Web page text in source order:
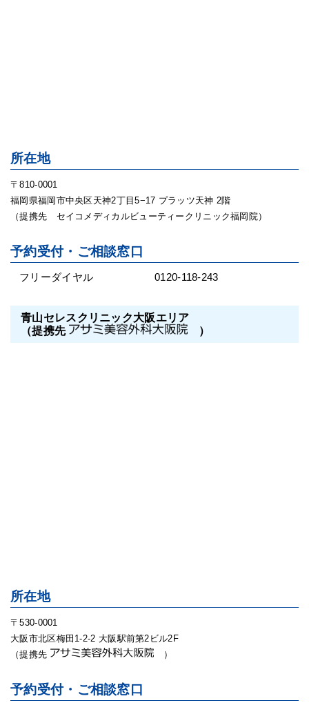
所在地
〒810-0001
福岡県福岡市中央区天神2丁目5−17 プラッツ天神 2階
（提携先 セイコメディカルビューティークリニック福岡院）
予約受付・ご相談窓口
フリーダイヤル 0120-118-243
青山セレスクリニック大阪エリア
（提携先
）
所在地
〒530-0001
大阪市北区梅田1-2-2 大阪駅前第2ビル2F
（提携先
）
予約受付・ご相談窓口